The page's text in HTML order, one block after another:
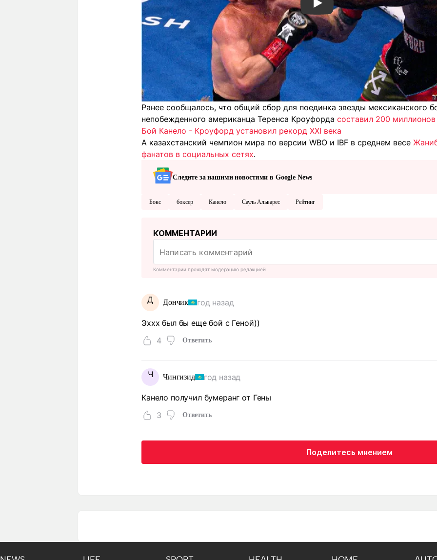
Смотреть видео YouTube
Ранее сообщалось, что общий сбор для поединка звезды мексиканского
непобежденного американца Теренса Кроуфорда составил 200
Бой Канело - Кроуфорд установил рекорд XXI века
А казахстанский чемпион мира по версии WBO и IBF в среднем весе
фанатов в социальных сетях.
Следите за нашими новостями в Google News
Бокс боксер Канело Сауль Альварес Рейтинг
КОММЕНТАРИИ
Комментарии проходят модерацию редакцией
Д Дончик год назад
Эххх был бы еще бой с Геной))
4
Ответить
Ч Чингизид год назад
Канело получил бумеранг от Гены
3
Ответить
Поделитесь мнением